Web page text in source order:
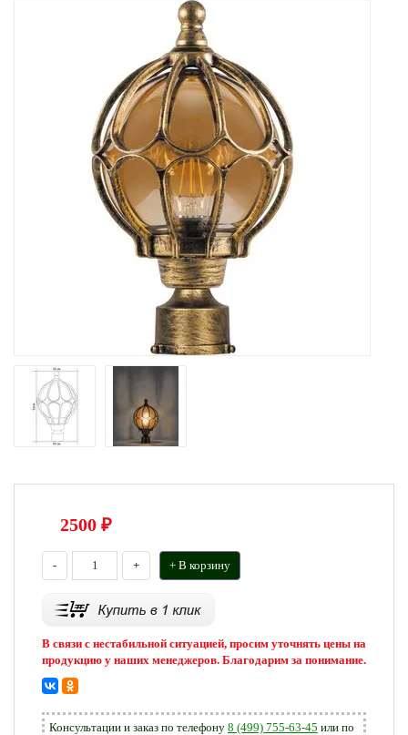
2500 ₽
- + + В корзину
В связи с нестабильной ситуацией, просим уточнять цены на
продукцию у наших менеджеров. Благодарим за понимание.
Консультации и заказ по телефону 8 (499) 755-63-45 или по